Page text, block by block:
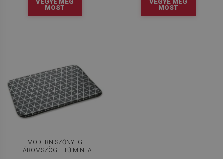
VEGYE MEG
MOST
VEGYE MEG
MOST
MODERN SZŐNYEG
HÁROMSZÖGLETŰ MINTA